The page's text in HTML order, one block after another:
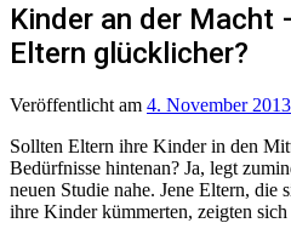
Kinder an der Macht
Eltern glücklicher?
Veröffentlicht am 4. November 2013
Sollten Eltern ihre Kinder in den
Bedürfnisse hintenan? Ja, legt
neuen Studie nahe. Jene Eltern, die
ihre Kinder kümmerten, zeigten